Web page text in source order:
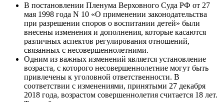
В постановлении Пленума Верховного Суда РФ от 27
мая 1998 года N 10 «О применении законодательства
при разрешении споров о воспитании детей» были
внесены изменения и дополнения, которые касаются
различных аспектов регулирования отношений,
связанных с несовершеннолетними.
Одним из важных изменений является установление
возраста, с которого несовершеннолетние могут быть
привлечены к уголовной ответственности. В
соответствии с изменениями, принятыми 27 декабря
2018 года, возрастом совершеннолетия считается 18 лет.